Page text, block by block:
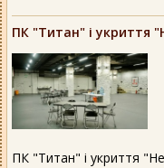
ПК "Титан" і укриття
ПК "Титан" і укриття